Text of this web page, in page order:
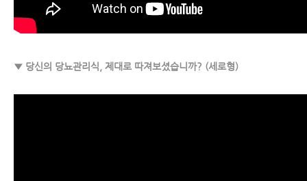
▼ 당신의 당뇨관리식, 제대로 따져보셨습니까? (세로형)